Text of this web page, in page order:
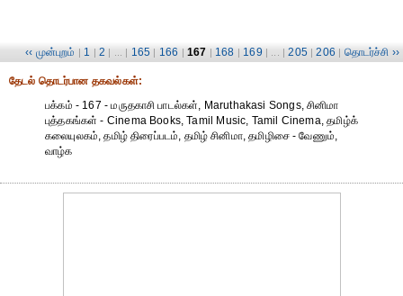
‹‹ முன்புறம் | 1 | 2 | ... | 165 | 166 | 167 | 168 | 169 | ... | 205 | 206 | தொடர்ச்சி ››
தேட‌ல் தொட‌ர்பான தகவ‌ல்க‌ள்:
பக்கம் - 167 - மருதகாசி பாடல்கள், Maruthakasi Songs, சினிமா
புத்தகங்கள் - Cinema Books, Tamil Music, Tamil Cinema, தமிழ்க்
கலையுலகம், தமிழ் திரைப்படம், தமிழ் சினிமா, தமிழிசை - வேணும்,
வாழ்க